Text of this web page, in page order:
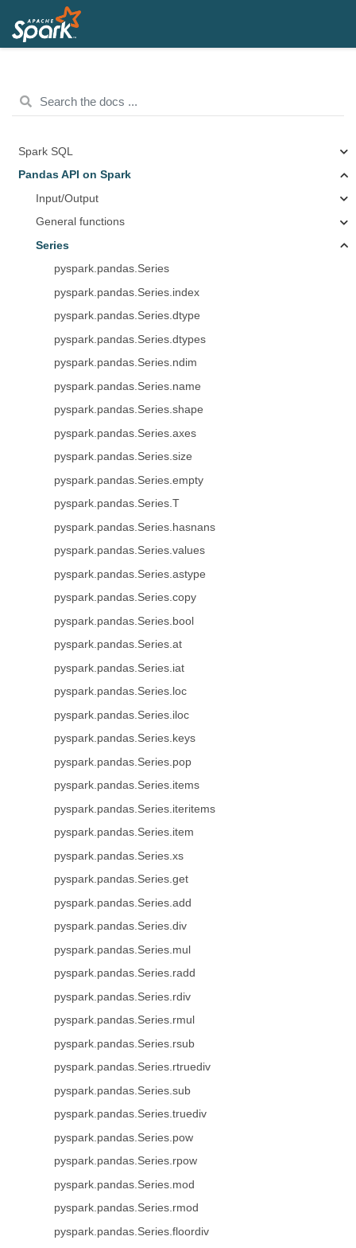
Spark SQL
Pandas API on Spark
Input/Output
General functions
Series
pyspark.pandas.Series
pyspark.pandas.Series.index
pyspark.pandas.Series.dtype
pyspark.pandas.Series.dtypes
pyspark.pandas.Series.ndim
pyspark.pandas.Series.name
pyspark.pandas.Series.shape
pyspark.pandas.Series.axes
pyspark.pandas.Series.size
pyspark.pandas.Series.empty
pyspark.pandas.Series.T
pyspark.pandas.Series.hasnans
pyspark.pandas.Series.values
pyspark.pandas.Series.astype
pyspark.pandas.Series.copy
pyspark.pandas.Series.bool
pyspark.pandas.Series.at
pyspark.pandas.Series.iat
pyspark.pandas.Series.loc
pyspark.pandas.Series.iloc
pyspark.pandas.Series.keys
pyspark.pandas.Series.pop
pyspark.pandas.Series.items
pyspark.pandas.Series.iteritems
pyspark.pandas.Series.item
pyspark.pandas.Series.xs
pyspark.pandas.Series.get
pyspark.pandas.Series.add
pyspark.pandas.Series.div
pyspark.pandas.Series.mul
pyspark.pandas.Series.radd
pyspark.pandas.Series.rdiv
pyspark.pandas.Series.rmul
pyspark.pandas.Series.rsub
pyspark.pandas.Series.rtruediv
pyspark.pandas.Series.sub
pyspark.pandas.Series.truediv
pyspark.pandas.Series.pow
pyspark.pandas.Series.rpow
pyspark.pandas.Series.mod
pyspark.pandas.Series.rmod
pyspark.pandas.Series.floordiv